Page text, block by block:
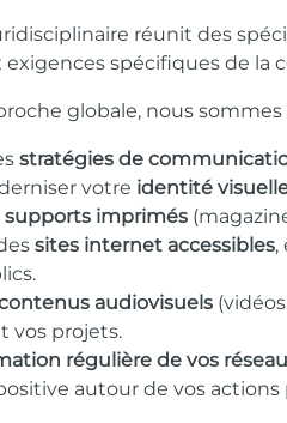
réunit des
exigences spécifiques de la
globale, nous
stratégies de
votre identité
supports imprimés
sites internet accessibles,
audiovisuels
vos projets.
régulière de vos
autour de vos actions